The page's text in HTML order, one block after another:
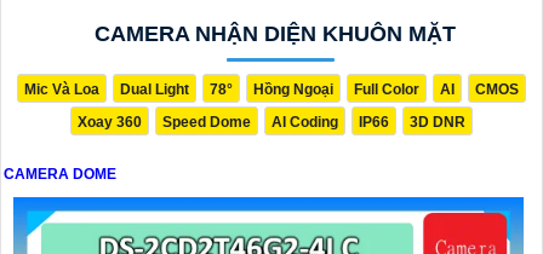
CAMERA NHẬN DIỆN KHUÔN MẶT
Mic Và Loa Dual Light 78° Hồng Ngoại Full Color AI
CMOS
Xoay 360
Speed Dome AI Coding IP66 3D DNR
CAMERA DOME